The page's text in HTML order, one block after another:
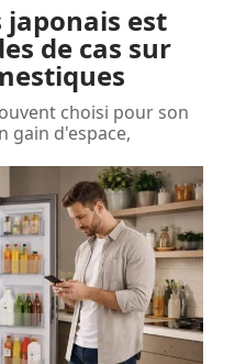
japonais est
de cas sur
choisi pour son
gain d'espace,